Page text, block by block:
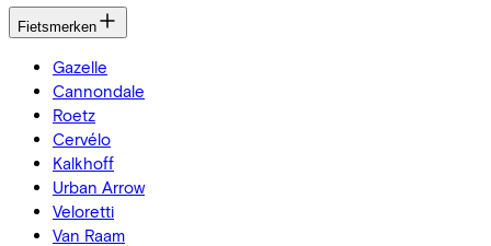
Fietsmerken
Gazelle
Cannondale
Roetz
Cervélo
Kalkhoff
Urban Arrow
Veloretti
Van Raam